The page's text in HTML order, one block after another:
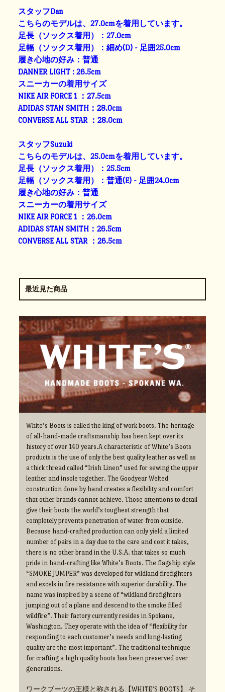
スタッフDan
こちらのモデルは、27.0cmを着用しています。
足長（ソックス着用）：27.0cm
足幅（ソックス着用）：細め(D) - 足囲25.0cm
履き心地の好み：普通
DANNER LIGHT : 26.5cm
スニーカーの着用サイズ
NIKE AIR FORCE 1 ：27.5cm
ADIDAS STAN SMITH：28.0cm
CONVERSE ALL STAR ：28.0cm
スタッフSuzuki
こちらのモデルは、25.0cmを着用しています。
足長（ソックス着用）：25.5cm
足幅（ソックス着用）：普通(E) - 足囲24.0cm
履き心地の好み：普通
スニーカーの着用サイズ
NIKE AIR FORCE 1 ：26.0cm
ADIDAS STAN SMITH：26.5cm
CONVERSE ALL STAR ：26.5cm
最近見た商品
White’s Boots is called the king of work boots. The heritage
of all-hand-made craftsmanship has been kept over its
history of over 140 years.A characteristic of White’s Boots
products is the use of only the best quality leather as well as
a thick thread called “Irish Linen” used for sewing the upper
leather and insole together. The Goodyear Welted
construction done by hand creates a flexibility and comfort
that other brands cannot achieve. Those attentions to detail
give their boots the world’s toughest strength that
completely prevents penetration of water from outside.
Because hand-crafted production can only yield a limited
number of pairs in a day due to the care and cost it takes,
there is no other brand in the U.S.A. that takes so much
pride in hand-crafting like White’s Boots. The flagship style
“SMOKE JUMPER” was developed for wildland firefighters
and excels in fire resistance with superior durability. The
name was inspired by a scene of “wildland firefighters
jumping out of a plane and descend to the smoke filled
wildfire”. Their factory currently resides in Spokane,
Washington. They operate with the idea of “flexibility for
responding to each customer’s needs and long-lasting
quality are the most important”. The traditional technique
for crafting a high quality boots has been preserved over
generations.
ワークブーツの王様と称される【WHITE’S BOOTS】 そ